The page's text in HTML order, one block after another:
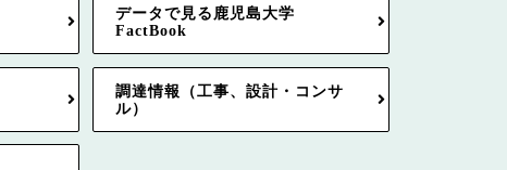
データで見る鹿児島大学
FactBook
調達情報（工事、設計・コンサ
ル）